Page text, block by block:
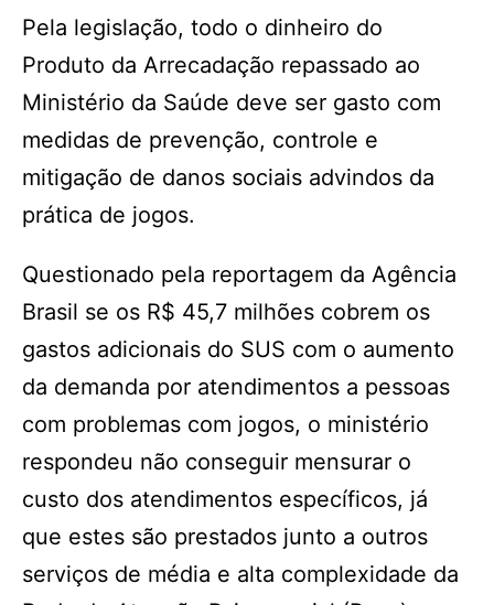
Pela legislação, todo o dinheiro do
Produto da Arrecadação repassado ao
Ministério da Saúde deve ser gasto com
medidas de prevenção, controle e
mitigação de danos sociais advindos da
prática de jogos.
Questionado pela reportagem da Agência
Brasil se os R$ 45,7 milhões cobrem os
gastos adicionais do SUS com o aumento
da demanda por atendimentos a pessoas
com problemas com jogos, o ministério
respondeu não conseguir mensurar o
custo dos atendimentos específicos, já
que estes são prestados junto a outros
serviços de média e alta complexidade da